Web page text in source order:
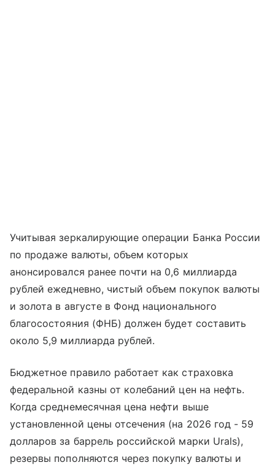
Учитывая зеркалирующие операции Банка России
по продаже валюты, объем которых
анонсировался ранее почти на 0,6 миллиарда
рублей ежедневно, чистый объем покупок валюты
и золота в августе в Фонд национального
благосостояния (ФНБ) должен будет составить
около 5,9 миллиарда рублей.
Бюджетное правило работает как страховка
федеральной казны от колебаний цен на нефть.
Когда среднемесячная цена нефти выше
установленной цены отсечения (на 2026 год - 59
долларов за баррель российской марки Urals),
резервы пополняются через покупку валюты и